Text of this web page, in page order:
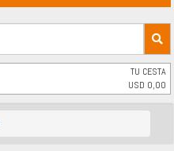
TU CESTA
USD 0,00